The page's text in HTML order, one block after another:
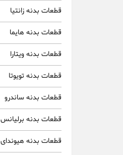
قطعات بدنه زانتیا
قطعات بدنه هایما
قطعات بدنه ویتارا
قطعات بدنه تویوتا
قطعات بدنه ساندرو
قطعات بدنه برلیانس
قطعات بدنه هیوندای